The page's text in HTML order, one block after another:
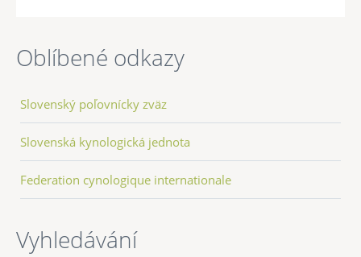
Oblíbené odkazy
Slovenský poľovnícky zväz
Slovenská kynologická jednota
Federation cynologique internationale
Vyhledávání